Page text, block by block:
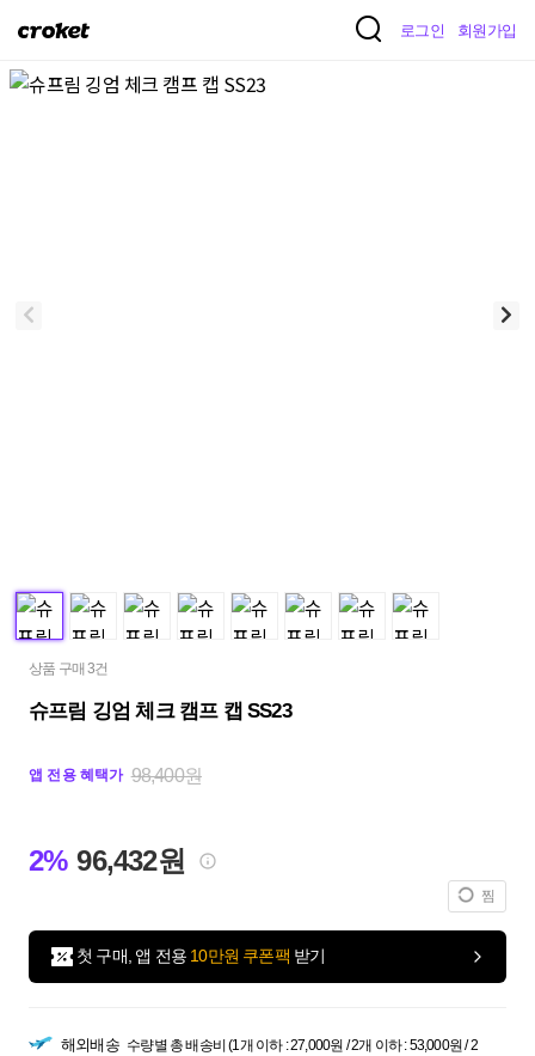
크
켓
로그인 회원가입
상품 구매 3건
슈프림 깅엄 체크 캠프 캡 SS23
앱 전용 혜택가 98,400원
2% 96,432원
찜
첫 구매, 앱 전용 10만원 쿠폰팩 받기
해외배송 수량별 총 배송비 (1개 이하 : 27,000원 / 2개 이하 : 53,000원 / 2